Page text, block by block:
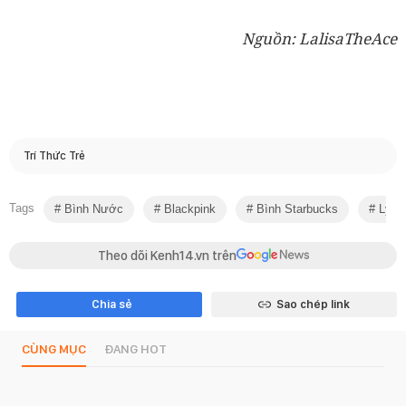
Nguồn: LalisaTheAce
Trí Thức Trẻ
Tags Bình Nước Blackpink Bình Starbucks Ly
Theo dõi Kenh14.vn trên
Chia sẻ Sao chép link
CÙNG MỤC ĐANG HOT